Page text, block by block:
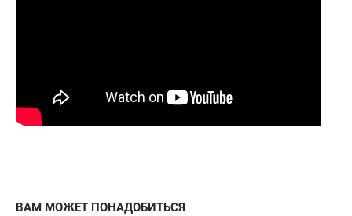
ВАМ МОЖЕТ ПОНАДОБИТЬСЯ